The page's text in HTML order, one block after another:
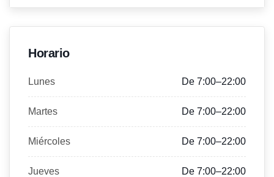
Horario
Lunes De 7:00–22:00
Martes De 7:00–22:00
Miércoles De 7:00–22:00
Jueves De 7:00–22:00